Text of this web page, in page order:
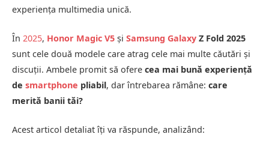
experiența multimedia unică.
În 2025, Honor Magic V5 și Samsung Galaxy Z Fold 2025
sunt cele două modele care atrag cele mai multe căutări și
discuții. Ambele promit să ofere cea mai bună experiență
de smartphone pliabil, dar întrebarea rămâne: care
merită banii tăi?
Acest articol detaliat îți va răspunde, analizând: